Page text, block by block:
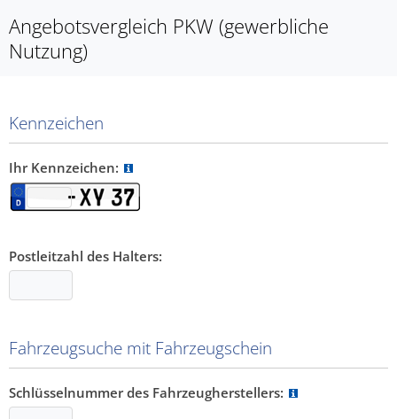
Angebotsvergleich PKW (gewerbliche
Nutzung)
Kennzeichen
Ihr Kennzeichen:
Postleitzahl des Halters:
Fahrzeugsuche mit Fahrzeugschein
Schlüsselnummer des Fahrzeugherstellers: